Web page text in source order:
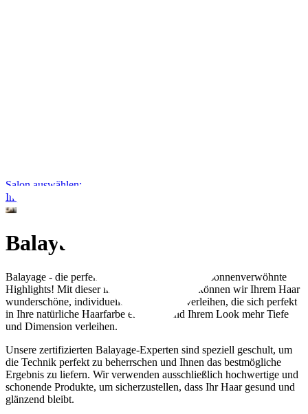
Salon auswählen:
Impressum
Balayage
Balayage - die perfekte Technik für natürliche, sonnenverwöhnte
Highlights! Mit dieser innovativen Methode können wir Ihrem Haar
wunderschöne, individuelle Farbverläufe verleihen, die sich perfekt
in Ihre natürliche Haarfarbe einfügen und Ihrem Look mehr Tiefe
und Dimension verleihen.
Unsere zertifizierten Balayage-Experten sind speziell geschult, um
die Technik perfekt zu beherrschen und Ihnen das bestmögliche
Ergebnis zu liefern. Wir verwenden ausschließlich hochwertige und
schonende Produkte, um sicherzustellen, dass Ihr Haar gesund und
glänzend bleibt.